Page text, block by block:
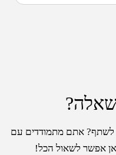
לשתף? אתם מתמודדים עם
אפשר לשאול הכל!